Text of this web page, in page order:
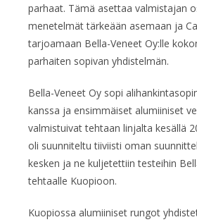
parhaat. Tämä asettaa valmistajan
menetelmät tärkeään asemaan ja
tarjoamaan Bella-Veneet Oy:lle
parhaiten sopivan yhdistelmän.
Bella-Veneet Oy sopi
kanssa ja ensimmäiset alumiiniset
valmistuivat tehtaan linjalta kesällä
oli suunniteltu tiiviisti oman
kesken ja ne kuljetettiin testeihin
tehtaalle Kuopioon.
Kuopiossa alumiiniset rungot